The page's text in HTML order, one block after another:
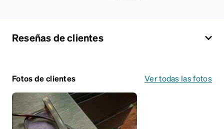
Reseñas de clientes
Fotos de clientes Ver todas las fotos